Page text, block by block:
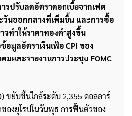
รปรับลดอัตราดอกเบี้ยจากเฟด
วันออกกลางที่เพิ่มขึ้น และการซื้อ
จทำให้ราคาทองคำสูงขึ้น
อมูลอัตราเงินเฟ้อ CPI ของ
มและรายงานการประชุม FOMC
ขยับขึ้นใกล้ระดับ 2,355 ดอลลาร์
องยุโรปในวันพุธ การฟื้นตัวของ